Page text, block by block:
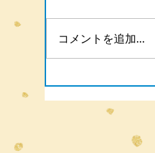
コメントを追加…